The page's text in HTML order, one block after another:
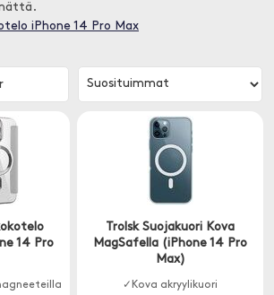
iPhone 14 Pro Max
14 Pro
Trolsk Suojakuori Kova
MagSafella (iPhone 14 Pro
Max)
✓Kova akryylikuori